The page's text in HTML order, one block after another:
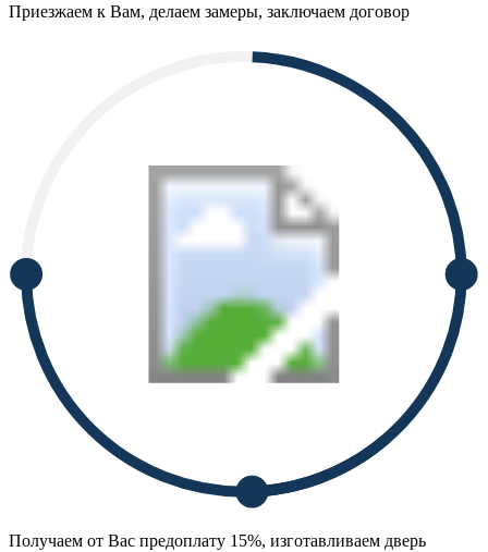
Приезжаем к Вам, делаем замеры, заключаем договор
Получаем от Вас предоплату 15%, изготавливаем дверь